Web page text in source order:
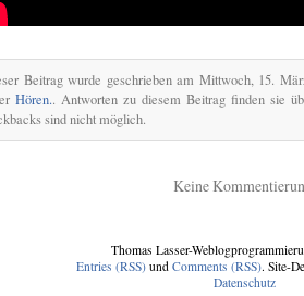
Beitrag wurde geschrieben am Mittwoch, 15.
Hören.. Antworten zu diesem Beitrag finden sie
sind nicht möglich.
Keine
Thomas Lasser-
Entries (RSS) und Comments (RSS). Site-
Datenschutz